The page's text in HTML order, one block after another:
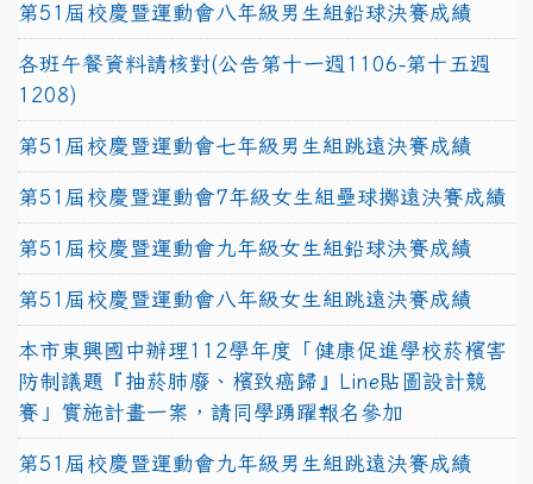
第51屆校慶暨運動會八年級男生組鉛球決賽成績
各班午餐資料請核對(公告第十一週1106-第十五週
1208)
第51屆校慶暨運動會七年級男生組跳遠決賽成績
第51屆校慶暨運動會7年級女生組壘球擲遠決賽成績
第51屆校慶暨運動會九年級女生組鉛球決賽成績
第51屆校慶暨運動會八年級女生組跳遠決賽成績
本市東興國中辦理112學年度「健康促進學校菸檳害
防制議題『抽菸肺廢、檳致癌歸』Line貼圖設計競
賽」實施計畫一案，請同學踴躍報名參加
第51屆校慶暨運動會九年級男生組跳遠決賽成績